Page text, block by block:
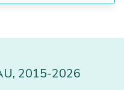
, 2015-2026